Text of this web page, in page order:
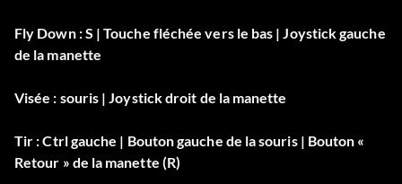
Fly Down : S | Touche fléchée vers le bas | Joystick gauche
de la manette
Visée : souris | Joystick droit de la manette
Tir : Ctrl gauche | Bouton gauche de la souris | Bouton «
Retour » de la manette (R)